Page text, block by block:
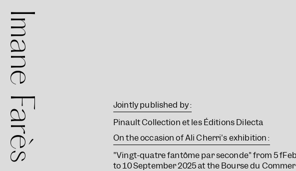
Jointly published by :
Pinault Collection et les Éditions Dilecta
On the occasion of Ali Cherri's exhibition :
"Vingt-quatre fantôme par seconde" from 5
to 10 September 2025 at the Bourse du